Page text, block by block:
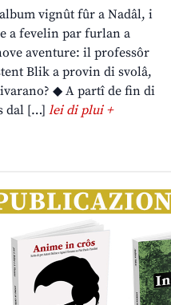
vignût fûr a Nadâl, i
a fevelin par furlan a
aventure: il professôr
Blik a provin di svolâ,
◆ A partî de fin di
dal […] lei di plui +